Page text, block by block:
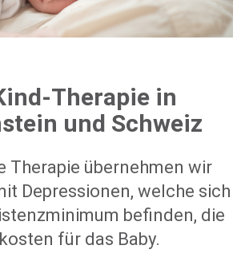
Therapie in
und Schweiz
Therapie übernehmen wir
Depressionen, welche sich
befinden, die
für das Baby.